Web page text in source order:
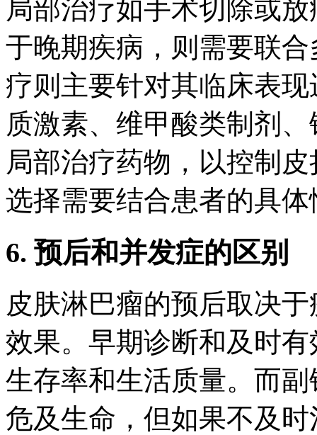
局部治疗如手术切除或
于晚期疾病，则需要联
疗则主要针对其临床表
质激素、维甲酸类制剂
局部治疗药物，以控制
选择需要结合患者的具
6. 预后和并发症的区别
皮肤淋巴瘤的预后取决
效果。早期诊断和及时
生存率和生活质量。而
危及生命，但如果不及